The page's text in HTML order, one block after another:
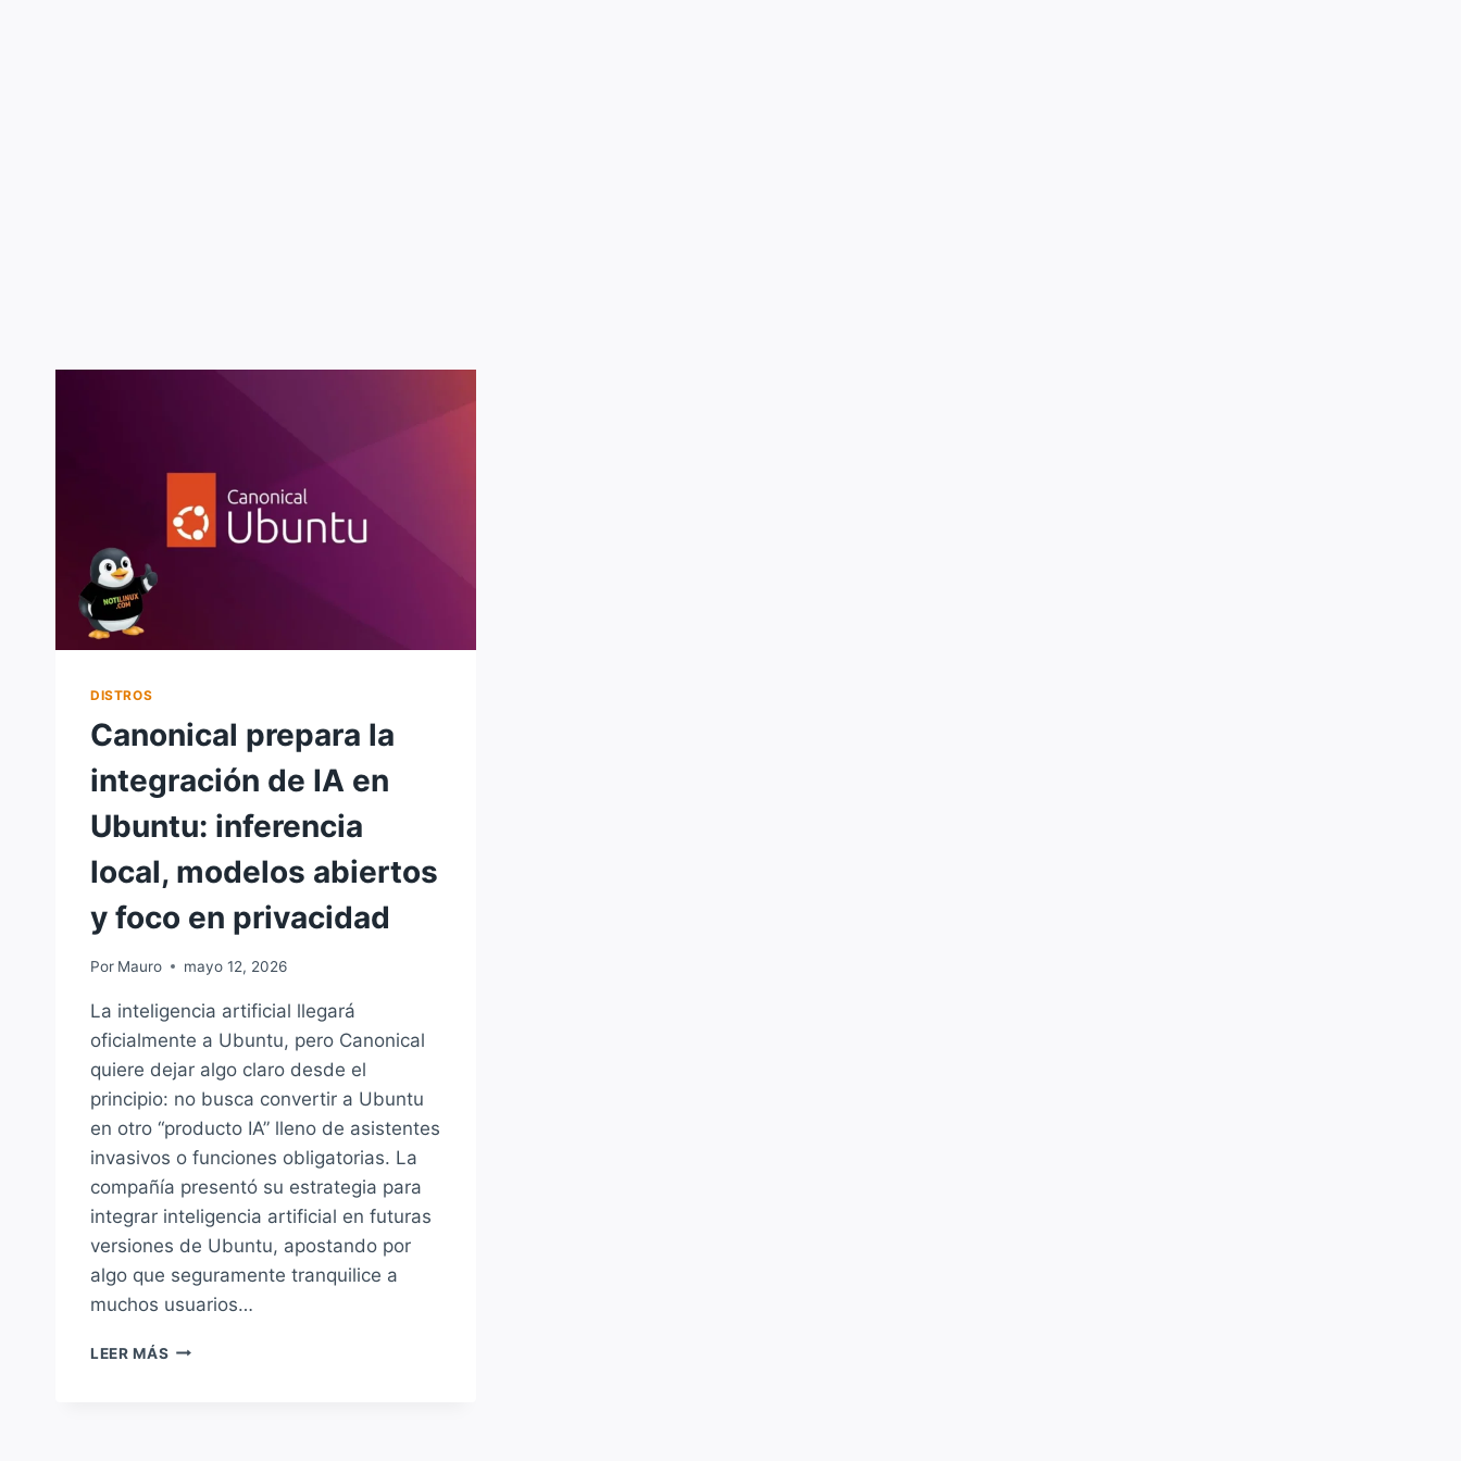
DISTROS
Canonical prepara la
integración de IA en
Ubuntu: inferencia
local, modelos abiertos
y foco en privacidad
Por Mauro mayo 12, 2026
La inteligencia artificial llegará
oficialmente a Ubuntu, pero Canonical
quiere dejar algo claro desde el
principio: no busca convertir a Ubuntu
en otro “producto IA” lleno de asistentes
invasivos o funciones obligatorias. La
compañía presentó su estrategia para
integrar inteligencia artificial en futuras
versiones de Ubuntu, apostando por
algo que seguramente tranquilice a
muchos usuarios…
LEER MÁS CANONICAL